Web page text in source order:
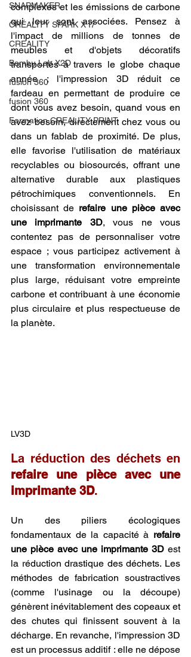
SNAPMAKER
CRÉALITY SPARK X I7
CREALITY
Bambu Lab X2D
fusion 360
fusion 360
Formation CREALITY PRINT
complexes et les émissions de carbone
qui leur sont associées. Pensez à
l'impact de millions de tonnes de
meubles et d'objets décoratifs
transportés à travers le globe chaque
année ; l'impression 3D réduit ce
fardeau en permettant de produire ce
dont vous avez besoin, quand vous en
avez besoin, directement chez vous ou
dans un fablab de proximité. De plus,
elle favorise l'utilisation de matériaux
recyclables ou biosourcés, offrant une
alternative durable aux plastiques
pétrochimiques conventionnels. En
choisissant de refaire une pièce avec
une imprimante 3D, vous ne vous
contentez pas de personnaliser votre
espace ; vous participez activement à
une transformation environnementale
plus large, réduisant votre empreinte
carbone et contribuant à une économie
plus circulaire et plus respectueuse de
la planète.
LV3D
refaire une pièce avec une
imprimante 3D.
Un des piliers écologiques
fondamentaux de la capacité à refaire
une pièce avec une imprimante 3D est
la réduction drastique des déchets. Les
méthodes de fabrication soustractives
(comme l'usinage ou la découpe)
génèrent inévitablement des copeaux et
des chutes qui finissent souvent à la
décharge. En revanche, l'impression 3D
est un processus additif : elle ne dépose